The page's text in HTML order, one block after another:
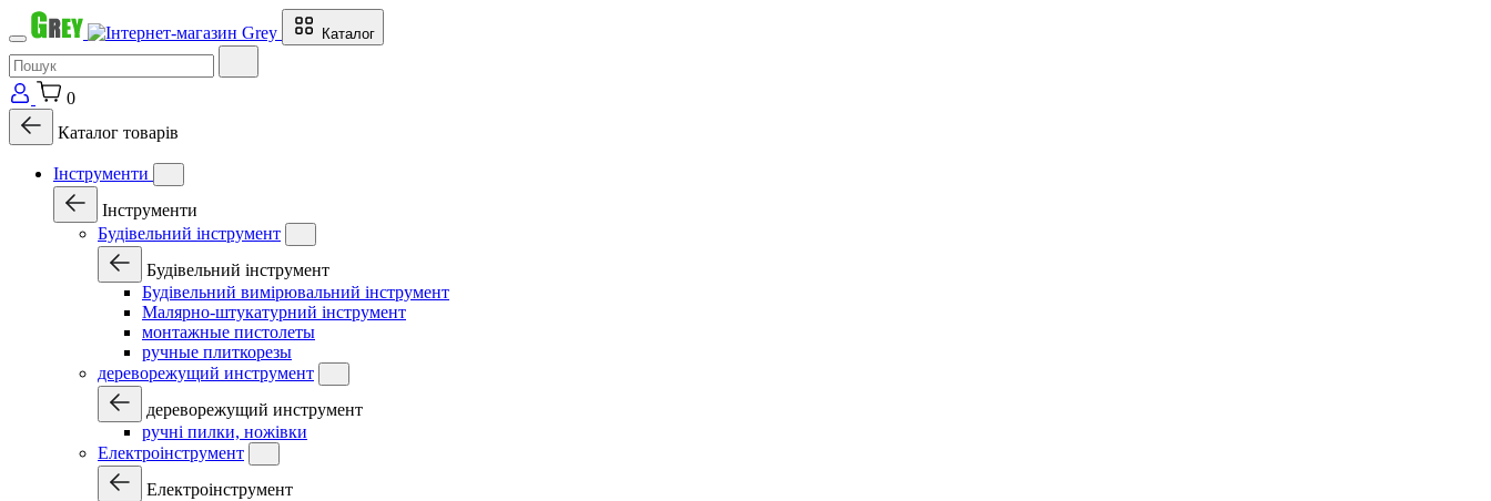
Каталог
0
Каталог товарів
Інструменти
Інструменти
Будівельний інструмент
Будівельний інструмент
Будівельний вимірювальний інструмент
Малярно-штукатурний інструмент
монтажные пистолеты
ручные плиткорезы
дереворежущий инструмент
дереворежущий инструмент
ручні пилки, ножівки
Електроінструмент
Електроінструмент